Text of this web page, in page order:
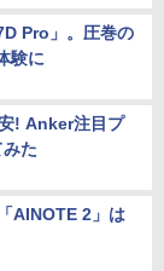
Pro」。圧巻の
験に
! Anker注目プ
た
AINOTE 2」は